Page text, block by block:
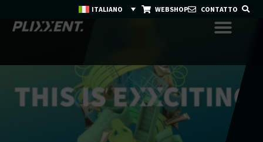
ITALIANO WEBSHOP CONTATTO